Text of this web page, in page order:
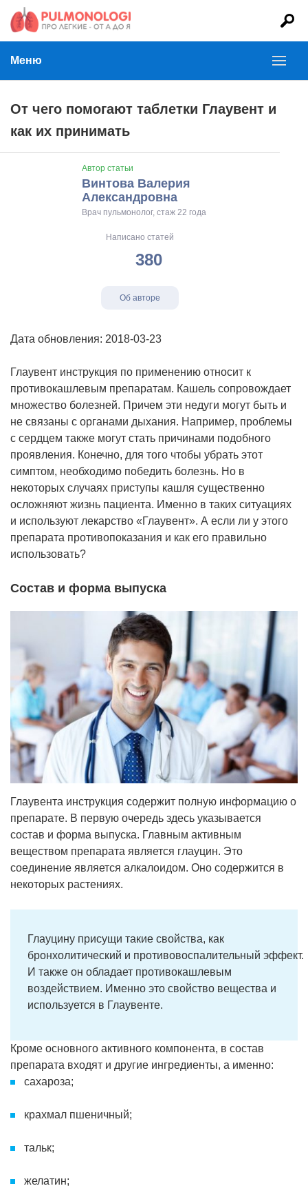
Меню
От чего помогают таблетки Глаувент и
как их принимать
Автор статьи
Винтова Валерия
Александровна
Врач пульмонолог, стаж 22 года
Написано статей
380
Об авторе
Дата обновления: 2018-03-23
Глаувент инструкция по применению относит к
противокашлевым препаратам. Кашель сопровождает
множество болезней. Причем эти недуги могут быть и
не связаны с органами дыхания. Например, проблемы
с сердцем также могут стать причинами подобного
проявления. Конечно, для того чтобы убрать этот
симптом, необходимо победить болезнь. Но в
некоторых случаях приступы кашля существенно
осложняют жизнь пациента. Именно в таких ситуациях
и используют лекарство «Глаувент». А если ли у этого
препарата противопоказания и как его правильно
использовать?
Состав и форма выпуска
Глаувента инструкция содержит полную информацию о
препарате. В первую очередь здесь указывается
состав и форма выпуска. Главным активным
веществом препарата является глауцин. Это
соединение является алкалоидом. Оно содержится в
некоторых растениях.
Глауцину присущи такие свойства, как
бронхолитический и противовоспалительный эффект.
И также он обладает противокашлевым
воздействием. Именно это свойство вещества и
используется в Глаувенте.
Кроме основного активного компонента, в состав
препарата входят и другие ингредиенты, а именно:
сахароза;
крахмал пшеничный;
тальк;
желатин;